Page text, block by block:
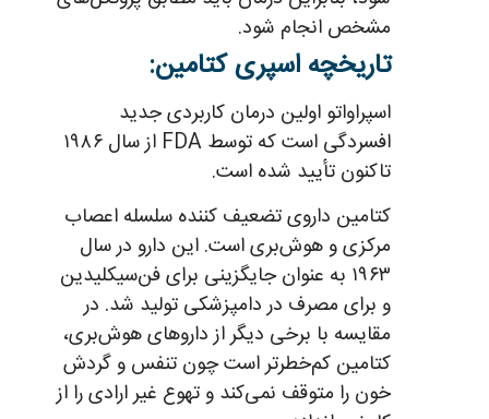
مشخص انجام شود.
تاریخچه اسپری کتامین:
اسپراواتو اولین درمان کاربردی جدید
افسردگی است که توسط FDA از سال ۱۹۸۶
تاکنون تأیید شده است.
کتامین داروی تضعیف کننده سلسله اعصاب
مرکزی و هوش‌بری است. این دارو در سال
۱۹۶۳ به عنوان جایگزینی برای فن‌سیکلیدین
و برای مصرف در دامپزشکی تولید شد. در
مقایسه با برخی دیگر از داروهای هوش‌بری،
کتامین کم‌خطرتر است چون تنفس و گردش
خون را متوقف نمی‌کند و تهوع غیر ارادی را از